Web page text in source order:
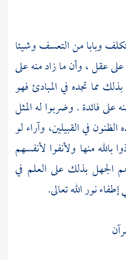
وبابا من التعسف وشيئا
عقل ، وأن ما زاد منه على
مما تجده في المبادئ فهو
فائدة . وضربوا له المثل
في القبيلين، وآراء لو
بالله منها ولأنفوا لأنفسهم
الجهل بذلك على العلم في
نور الله تعالى.